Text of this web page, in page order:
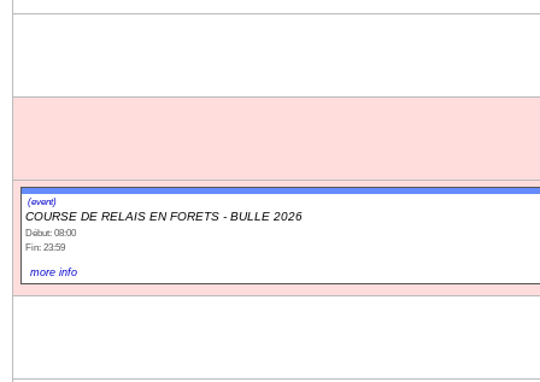
(event)
COURSE DE RELAIS EN FORETS - BULLE 2026
Début: 08:00
Fin: 23:59
more info